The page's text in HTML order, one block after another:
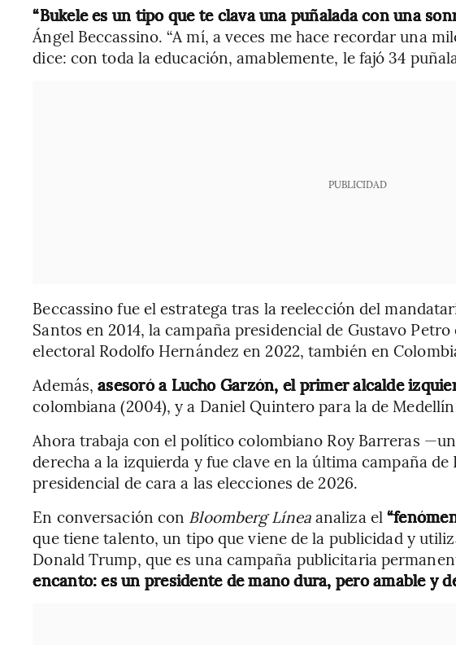
“Bukele es un tipo que te clava una puñalada con una
Ángel Beccassino. “A mí, a veces me hace recordar una
dice: con toda la educación, amablemente, le fajó 34
PUBLICIDAD
Beccassino fue el estratega tras la reelección del
Santos en 2014, la campaña presidencial de Gustavo
electoral Rodolfo Hernández en 2022, también en
Además,asesoró a Lucho Garzón, el primer alcalde
colombiana (2004), y a Daniel Quintero para la de
Ahora trabaja con el político colombiano Roy Barreras
derecha a la izquierda y fue clave en la última campaña
presidencial de cara a las elecciones de 2026.
En conversación con Bloomberg Líneaanaliza el
que tiene talento, un tipo que viene de la publicidad y
Donald Trump, que es una campaña publicitaria
encanto: es un presidente de mano dura, pero amable y